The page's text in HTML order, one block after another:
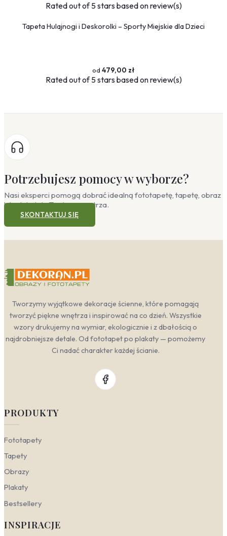
Ratedout of 5 stars based onreview(s)
Tapeta Hulajnogi i Deskorolki – Sporty Miejskie dla Dzieci
479,00 zł
Ratedout of 5 stars based onreview(s)
Potrzebujesz pomocy w wyborze?
Nasi eksperci pomogą dobrać idealną fototapetę, tapetę, obraz
lub plakat do Twojego wnętrza.
SKONTAKTUJ SIĘ
Tworzymy wyjątkowe dekoracje ścienne, które pomagają
tworzyć piękne wnętrza i inspirować na co dzień. Wszystkie
wzory drukujemy na wymiar, ekologicznie i z dbałością o
najdrobniejsze detale. Od fototapet po plakaty — pomożemy
Ci nadać charakter każdej ścianie.
PRODUKTY
Fototapety
Tapety
Obrazy
Plakaty
Bestsellery
INSPIRACJE